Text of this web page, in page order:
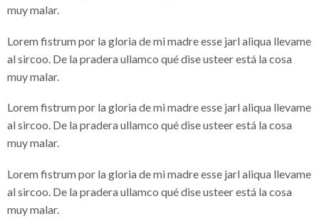
muy malar.
Lorem fistrum por la gloria de mi madre esse jarl aliqua llevame
al sircoo. De la pradera ullamco qué dise usteer está la cosa
muy malar.
Lorem fistrum por la gloria de mi madre esse jarl aliqua llevame
al sircoo. De la pradera ullamco qué dise usteer está la cosa
muy malar.
Lorem fistrum por la gloria de mi madre esse jarl aliqua llevame
al sircoo. De la pradera ullamco qué dise usteer está la cosa
muy malar.